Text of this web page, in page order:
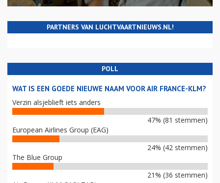
PARTNERS VAN LUCHTVAARTNIEUWS.NL!
POLL
WAT IS EEN GOEDE NIEUWE NAAM VOOR AIR FRANCE-KLM?
Verzin alsjeblieft iets anders
47% (81 stemmen)
European Airlines Group (EAG)
24% (42 stemmen)
The Blue Group
21% (36 stemmen)